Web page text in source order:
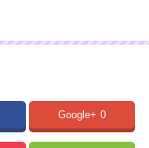
Google+ 0